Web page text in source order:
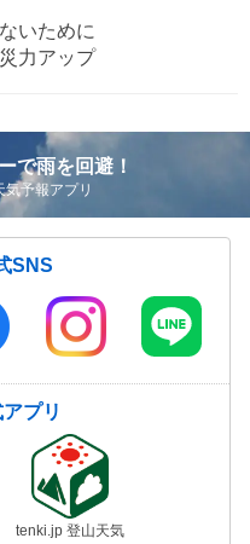
いために
力アップ
で雨を回避！
予報アプリ
SNS
プリ
tenki.jp 登山天気